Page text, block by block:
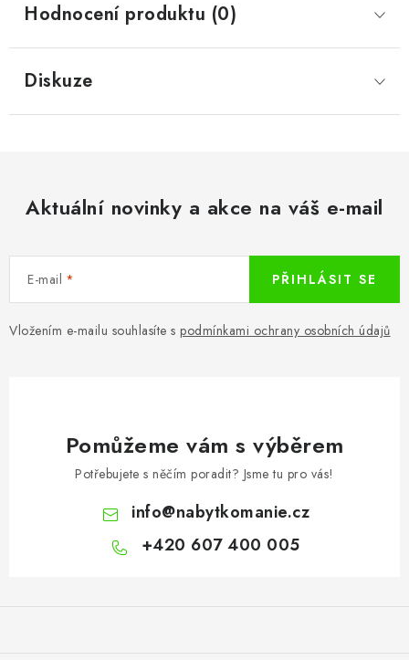
Hodnocení produktu (0)
Diskuze
Aktuální novinky a akce na váš e-mail
E-mail
Vložením e-mailu souhlasíte s podmínkami ochrany osobních údajů
PŘIHLÁSIT SE
Pomůžeme vám s výběrem
Potřebujete s něčím poradit? Jsme tu pro vás!
info@nabytkomanie.cz
+420 607 400 005